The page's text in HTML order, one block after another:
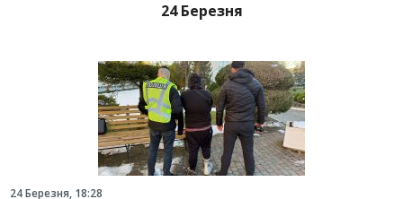
24 Березня
24 Березня, 18:28